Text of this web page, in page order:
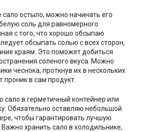
сало остыло, можно начинать его
соль для равномерного
с того, что хорошо обсыпаю
обсыпать солью с всех сторон,
краям. Это поможет добиться
соленого вкуса. Можно
чеснока, проткнув их в нескольких
проник в сам продукт.
сало в герметичный контейнер или
Обязательно оставляю небольшой
чтобы гарантировать лучшую
хранить сало в холодильнике,